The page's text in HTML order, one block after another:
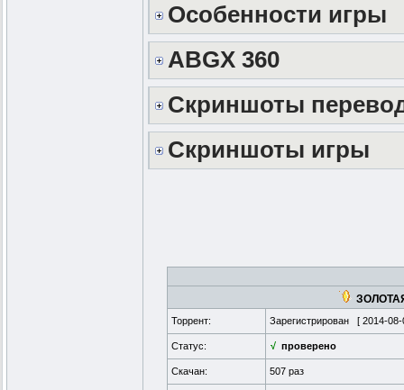
Особенности игры
ABGX 360
Скриншоты
Скриншоты игры
Торрент: Зарегистрирован [ 2014-08-
Статус: √ проверено
Скачан: 507 раз